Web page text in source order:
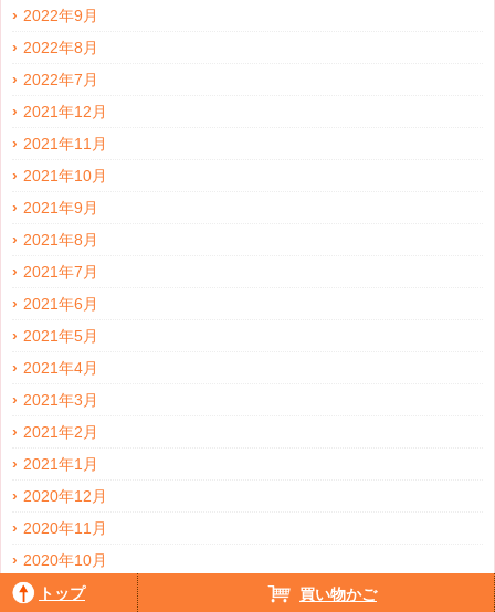
2022年9月
2022年8月
2022年7月
2021年12月
2021年11月
2021年10月
2021年9月
2021年8月
2021年7月
2021年6月
2021年5月
2021年4月
2021年3月
2021年2月
2021年1月
2020年12月
2020年11月
2020年10月
2020年9月
トップ 買い物かご